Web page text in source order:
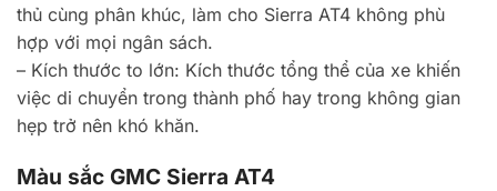
thủ cùng phân khúc, làm cho Sierra AT4 không phù
hợp với mọi ngân sách.
– Kích thước to lớn: Kích thước tổng thể của xe khiến
việc di chuyển trong thành phố hay trong không gian
hẹp trở nên khó khăn.
Màu sắc GMC Sierra AT4